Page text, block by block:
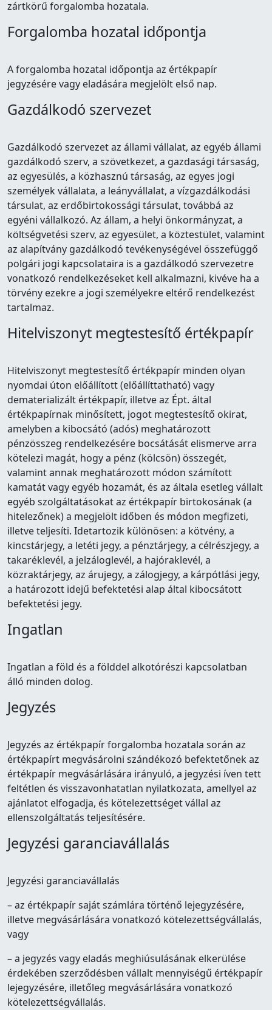
zártkörű forgalomba hozatala.
Forgalomba hozatal időpontja
A forgalomba hozatal időpontja az értékpapír
jegyzésére vagy eladására megjelölt első nap.
Gazdálkodó szervezet
Gazdálkodó szervezet az állami vállalat, az egyéb állami
gazdálkodó szerv, a szövetkezet, a gazdasági társaság,
az egyesülés, a közhasznú társaság, az egyes jogi
személyek vállalata, a leányvállalat, a vízgazdálkodási
társulat, az erdőbirtokossági társulat, továbbá az
egyéni vállalkozó. Az állam, a helyi önkormányzat, a
költségvetési szerv, az egyesület, a köztestület, valamint
az alapítvány gazdálkodó tevékenységével összefüggő
polgári jogi kapcsolataira is a gazdálkodó szervezetre
vonatkozó rendelkezéseket kell alkalmazni, kivéve ha a
törvény ezekre a jogi személyekre eltérő rendelkezést
tartalmaz.
Hitelviszonyt megtestesítő értékpapír
Hitelviszonyt megtestesítő értékpapír minden olyan
nyomdai úton előállított (előállíttatható) vagy
dematerializált értékpapír, illetve az Épt. által
értékpapírnak minősített, jogot megtestesítő okirat,
amelyben a kibocsátó (adós) meghatározott
pénzösszeg rendelkezésére bocsátását elismerve arra
kötelezi magát, hogy a pénz (kölcsön) összegét,
valamint annak meghatározott módon számított
kamatát vagy egyéb hozamát, és az általa esetleg vállalt
egyéb szolgáltatásokat az értékpapír birtokosának (a
hitelezőnek) a megjelölt időben és módon megfizeti,
illetve teljesíti. Idetartozik különösen: a kötvény, a
kincstárjegy, a letéti jegy, a pénztárjegy, a célrészjegy, a
takaréklevél, a jelzáloglevél, a hajóraklevél, a
közraktárjegy, az árujegy, a zálogjegy, a kárpótlási jegy,
a határozott idejű befektetési alap által kibocsátott
befektetési jegy.
Ingatlan
Ingatlan a föld és a földdel alkotórészi kapcsolatban
álló minden dolog.
Jegyzés
Jegyzés az értékpapír forgalomba hozatala során az
értékpapírt megvásárolni szándékozó befektetőnek az
értékpapír megvásárlására irányuló, a jegyzési íven tett
feltétlen és visszavonhatatlan nyilatkozata, amellyel az
ajánlatot elfogadja, és kötelezettséget vállal az
ellenszolgáltatás teljesítésére.
Jegyzési garanciavállalás
Jegyzési garanciavállalás
– az értékpapír saját számlára történő lejegyzésére,
illetve megvásárlására vonatkozó kötelezettségvállalás,
vagy
– a jegyzés vagy eladás meghiúsulásának elkerülése
érdekében szerződésben vállalt mennyiségű értékpapír
lejegyzésére, illetőleg megvásárlására vonatkozó
kötelezettségvállalás.